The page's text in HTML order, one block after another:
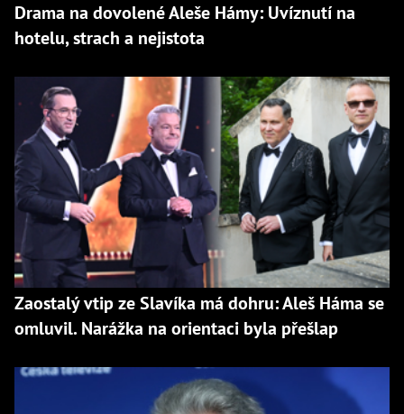
Drama na dovolené Aleše Hámy: Uvíznutí na
hotelu, strach a nejistota
Zaostalý vtip ze Slavíka má dohru: Aleš Háma se
omluvil. Narážka na orientaci byla přešlap